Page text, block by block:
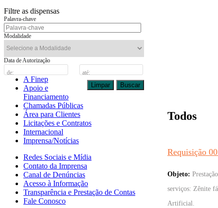
Filtre as dispensas
Palavra-chave
Modalidade
Data de Autorização
de:
até:
Buscar
Limpar
Todos
Requisição
Objeto:
serviços: Zênite
Artificial.
A Finep
Apoio e
Financiamento
Chamadas Públicas
Área para Clientes
Licitações e Contratos
Internacional
Imprensa/Notícias
Redes Sociais e Mídia
Contato da Imprensa
Canal de Denúncias
Acesso à Informação
Transparência e Prestação de Contas
Fale Conosco